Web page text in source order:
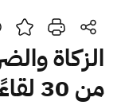
بحث
بحث بحث AI
الزكاة
من